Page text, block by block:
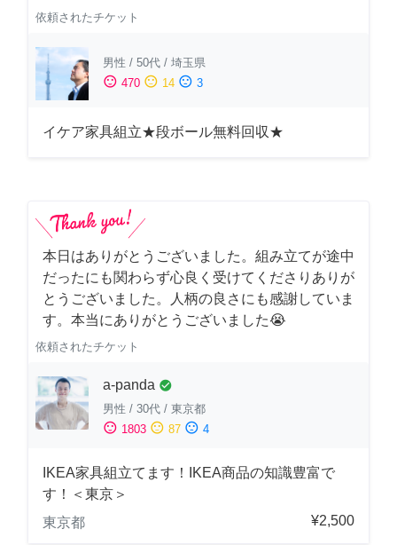
依頼されたチケット
男性 / 50代 / 埼玉県
sentiment_satisfied 470 sentiment_neutral 14 sentiment_dissatisfied 3
イケア家具組立★段ボール無料回収★
本日はありがとうございました。組み立てが途中
だったにも関わらず心良く受けてくださりありが
とうございました。人柄の良さにも感謝していま
す。本当にありがとうございました😭
依頼されたチケット
a-panda check_circle
男性 / 30代 / 東京都
sentiment_satisfied 1803 sentiment_neutral 87 sentiment_dissatisfied 4
IKEA家具組立てます！IKEA商品の知識豊富で
す！＜東京＞
東京都
¥2,500